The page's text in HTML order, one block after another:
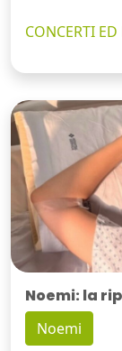
CONCERTI
Noemi: la
Noemi